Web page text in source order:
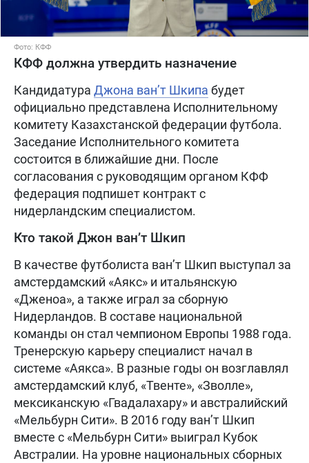
Фото: КФФ
КФФ должна утвердить назначение
Кандидатура Джона ван’т Шкипа будет
официально представлена Исполнительному
комитету Казахстанской федерации футбола.
Заседание Исполнительного комитета
состоится в ближайшие дни. После
согласования с руководящим органом КФФ
федерация подпишет контракт с
нидерландским специалистом.
Кто такой Джон ван’т Шкип
В качестве футболиста ван’т Шкип выступал за
амстердамский «Аякс» и итальянскую
«Дженоа», а также играл за сборную
Нидерландов. В составе национальной
команды он стал чемпионом Европы 1988 года.
Тренерскую карьеру специалист начал в
системе «Аякса». В разные годы он возглавлял
амстердамский клуб, «Твенте», «Зволле»,
мексиканскую «Гвадалахару» и австралийский
«Мельбурн Сити». В 2016 году ван’т Шкип
вместе с «Мельбурн Сити» выиграл Кубок
Австралии. На уровне национальных сборных